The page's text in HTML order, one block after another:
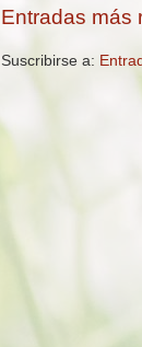
Entradas más
Suscribirse a: